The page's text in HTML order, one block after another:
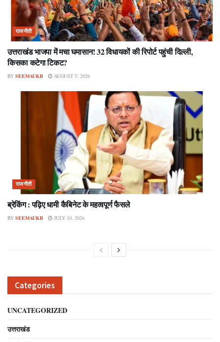
राजनीती
उत्तराखंड भाजपा में मचा घमासान! 32 विधायकों की रिपोर्ट पहुंची दिल्ली,
किसका कटेगा टिकट?
BY SEEMAUKB AUGUST 5, 2026
राजनीती
ब्रेकिंग : पढ़िए धामी कैबिनेट के महत्वपूर्ण फैसले
BY SEEMAUKB JULY 10, 2026
Categories
UNCATEGORIZED
उत्तराखंड